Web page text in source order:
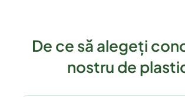
De ce să alegeți
nostru de